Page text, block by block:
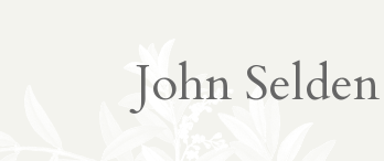
John Selden